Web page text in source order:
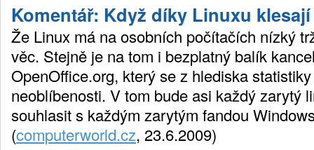
Komentář: Když díky Linuxu
Že Linux má na osobních počítačích nízký
věc. Stejně je na tom i bezplatný balík
OpenOffice.org, který se z hlediska
neoblíbenosti. V tom bude asi každý zarytý
souhlasit s každým zarytým fandou
(computerworld.cz, 23.6.2009)